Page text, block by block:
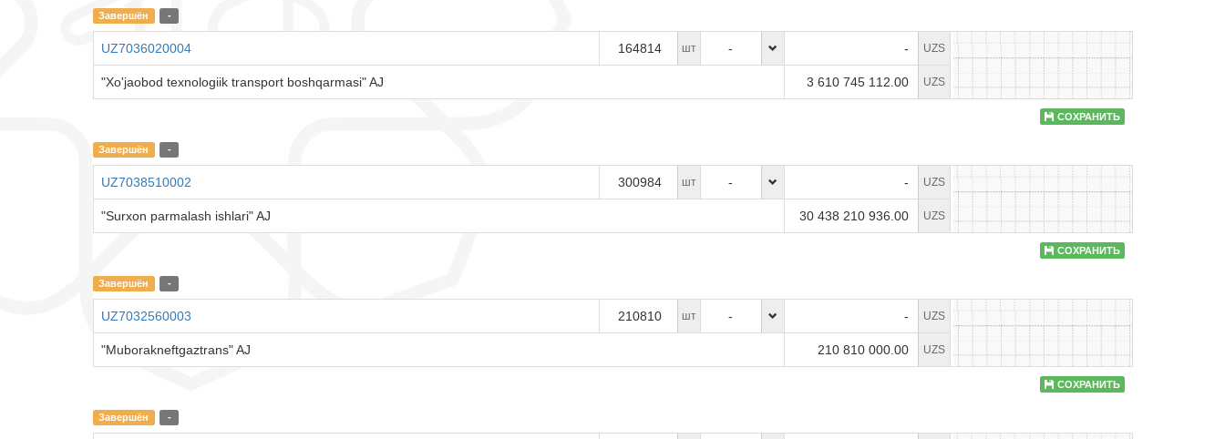
Завершён -
UZ7036020004 164814 шт - - UZS
"Xo'jaobod texnologiik transport boshqarmasi" AJ 3 610 745 112.00 UZS
СОХРАНИТЬ
Завершён -
UZ7038510002 300984 шт - - UZS
"Surxon parmalash ishlari" AJ 30 438 210 936.00 UZS
СОХРАНИТЬ
Завершён -
UZ7032560003 210810 шт - - UZS
"Muborakneftgaztrans" AJ 210 810 000.00 UZS
СОХРАНИТЬ
Завершён -